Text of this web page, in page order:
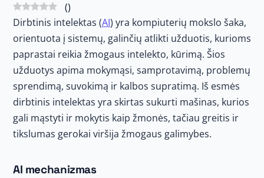
()
Dirbtinis intelektas (AI) yra kompiuterių mokslo šaka,
orientuota į sistemų, galinčių atlikti užduotis, kurioms
paprastai reikia žmogaus intelekto, kūrimą. Šios
užduotys apima mokymąsi, samprotavimą, problemų
sprendimą, suvokimą ir kalbos supratimą. Iš esmės
dirbtinis intelektas yra skirtas sukurti mašinas, kurios
gali mąstyti ir mokytis kaip žmonės, tačiau greitis ir
tikslumas gerokai viršija žmogaus galimybes.
AI mechanizmas